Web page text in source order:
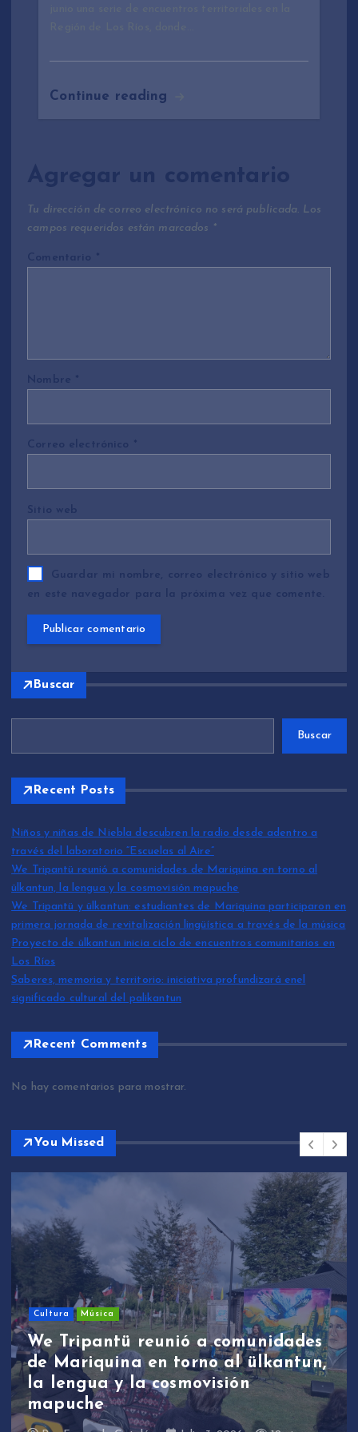
Continue reading
Agregar un comentario
Tu dirección de correo electrónico no será publicada. Los
campos requeridos están marcados *
Comentario *
Nombre *
Correo electrónico *
Sitio web
Guardar mi nombre, correo electrónico y sitio web
en este navegador para la próxima vez que comente.
Buscar
Buscar
Recent Posts
Niños y niñas de Niebla descubren la radio desde adentro a
través del laboratorio “Escuelas al Aire”
We Tripantü reunió a comunidades de Mariquina en torno al
ülkantun, la lengua y la cosmovisión mapuche
We Tripantü y ülkantun: estudiantes de Mariquina participaron en
primera jornada de revitalización lingüística a través de la música
Proyecto de ülkantun inicia ciclo de encuentros comunitarios en
Los Ríos
Saberes, memoria y territorio: iniciativa profundizará enel
significado cultural del palikantun
Recent Comments
No hay comentarios para mostrar.
You Missed
Sin categoría
We Tripantü y ülkantun:
estudiantes de Mariquina
participaron en primera jornada
de revitalización lingüística a
través de la música